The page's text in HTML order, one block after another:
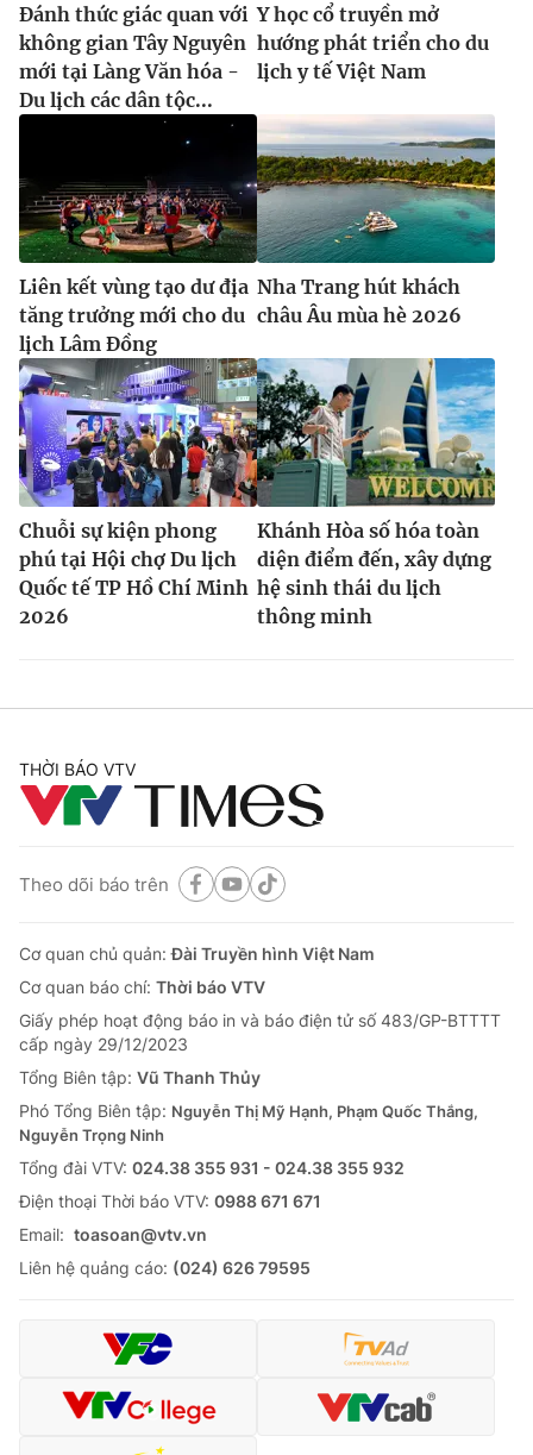
Đánh thức giác quan với
không gian Tây Nguyên
mới tại Làng Văn hóa -
Du lịch các dân tộc...
Y học cổ truyền mở
hướng phát triển cho du
lịch y tế Việt Nam
Liên kết vùng tạo dư địa
tăng trưởng mới cho du
lịch Lâm Đồng
Nha Trang hút khách
châu Âu mùa hè 2026
Chuỗi sự kiện phong
phú tại Hội chợ Du lịch
Quốc tế TP Hồ Chí Minh
2026
Khánh Hòa số hóa toàn
diện điểm đến, xây dựng
hệ sinh thái du lịch
thông minh
THỜI BÁO VTV
Theo dõi báo trên
Cơ quan chủ quản:Đài Truyền hình Việt Nam
Cơ quan báo chí: Thời báo VTV
Giấy phép hoạt động báo in và báo điện tử số 483/GP-BTTTT
cấp ngày 29/12/2023
Tổng Biên tập: Vũ Thanh Thủy
Phó Tổng Biên tập: Nguyễn Thị Mỹ Hạnh, Phạm Quốc Thắng,
Nguyễn Trọng Ninh
Tổng đài VTV: 024.38 355 931 - 024.38 355 932
Ðiện thoại Thời báo VTV: 0988 671 671
Email: toasoan@vtv.vn
Liên hệ quảng cáo: (024) 626 79595